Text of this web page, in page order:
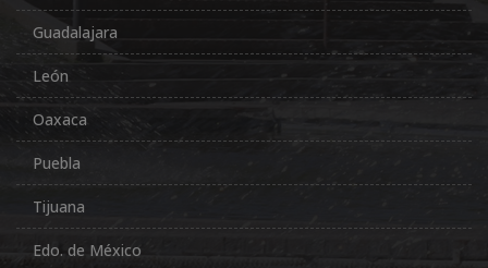
Guadalajara
León
Oaxaca
Puebla
Tijuana
Edo. de México